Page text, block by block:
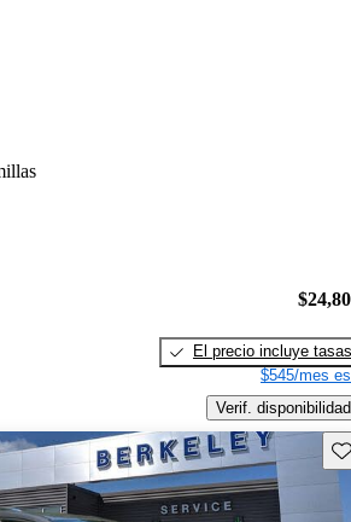
El precio incluye tasas
$545/mes
Verif. disponibilidad